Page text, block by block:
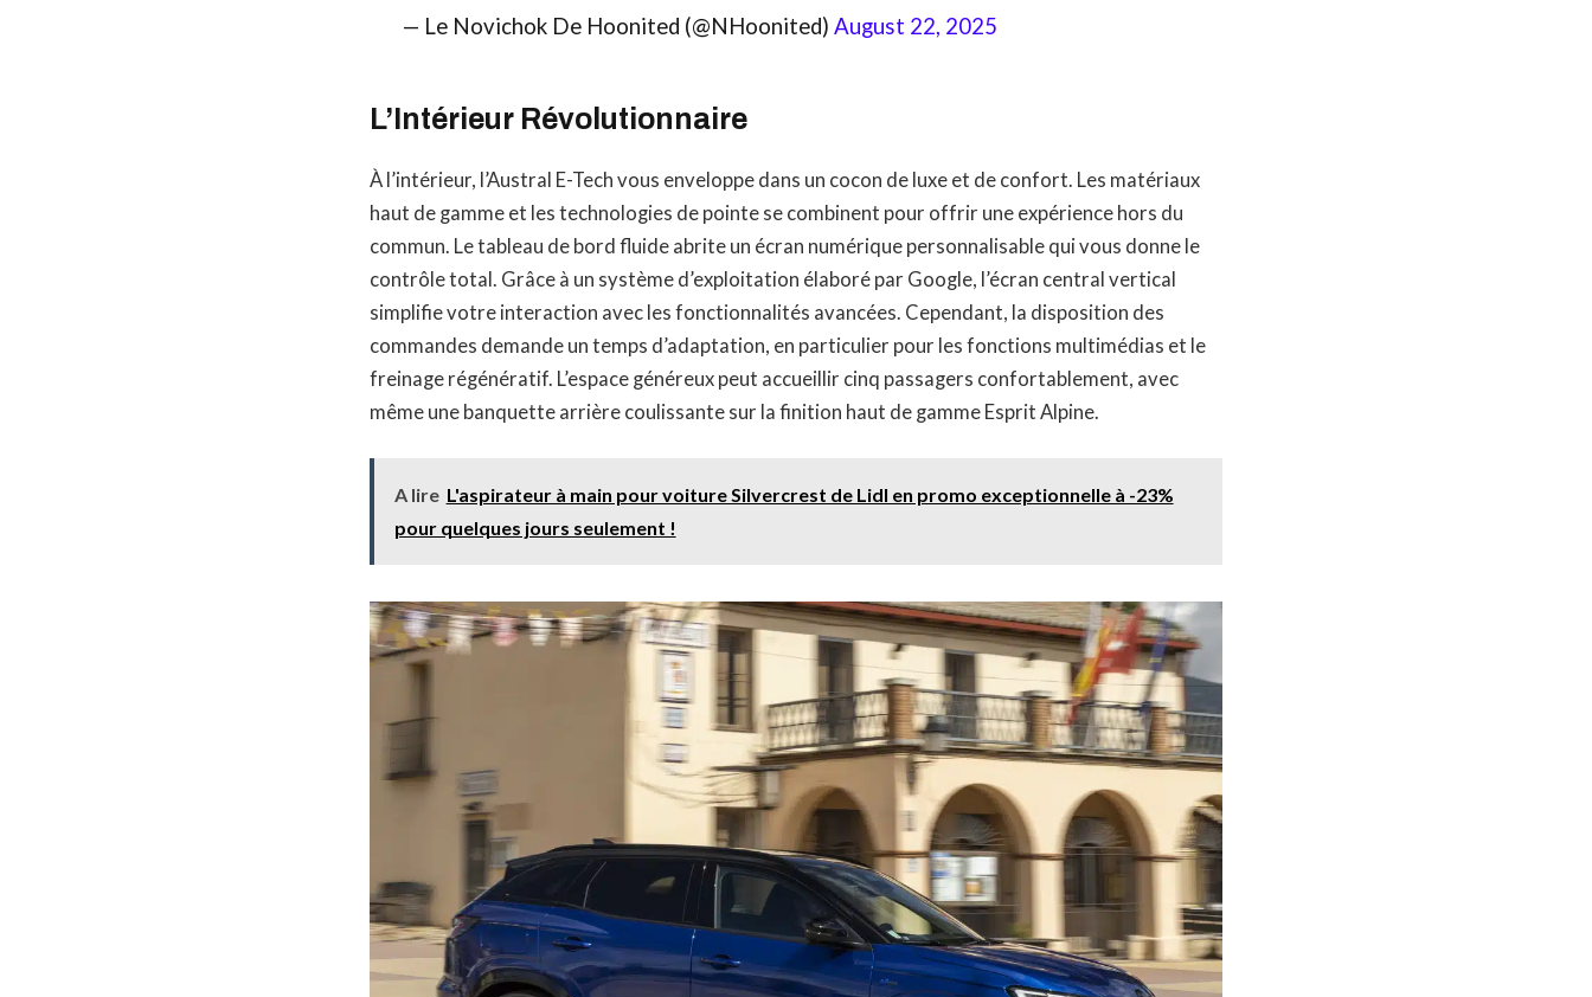
— Le Novichok De Hoonited (@NHoonited) August 22, 2025
L’Intérieur Révolutionnaire
À l’intérieur, l’Austral E-Tech vous enveloppe dans un cocon de luxe et de confort. Les matériaux
haut de gamme et les technologies de pointe se combinent pour offrir une expérience hors du
commun. Le tableau de bord fluide abrite un écran numérique personnalisable qui vous donne le
contrôle total. Grâce à un système d’exploitation élaboré par Google, l’écran central vertical
simplifie votre interaction avec les fonctionnalités avancées. Cependant, la disposition des
commandes demande un temps d’adaptation, en particulier pour les fonctions multimédias et le
freinage régénératif. L’espace généreux peut accueillir cinq passagers confortablement, avec
même une banquette arrière coulissante sur la finition haut de gamme Esprit Alpine.
A lire L'aspirateur à main pour voiture Silvercrest de Lidl en promo exceptionnelle à -23%
pour quelques jours seulement !